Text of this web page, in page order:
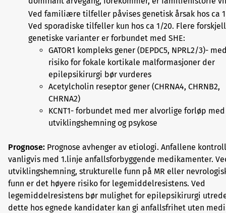
Ved familiære tilfeller påvises genetisk årsak hos ca
Ved sporadiske tilfeller kun hos ca 1/20. Flere
genetiske varianter er forbundet med SHE:
GATOR1 kompleks gener (DEPDC5, NPRL2/3)-
risiko for fokale kortikale malformasjoner der
epilepsikirurgi bør vurderes
Acetylcholin reseptor gener (CHRNA4, CHRNB2,
CHRNA2)
KCNT1- forbundet med mer alvorlige forløp med
utviklingshemning og psykose
Prognose: Prognose avhenger av etiologi. Anfallene
vanligvis med 1.linje anfallsforbyggende medikamenter.
utviklingshemning, strukturelle funn på MR eller
funn er det høyere risiko for legemiddelresistens. Ved
legemiddelresistens bør mulighet for epilepsikirurgi
dette hos egnede kandidater kan gi anfallsfrihet uten